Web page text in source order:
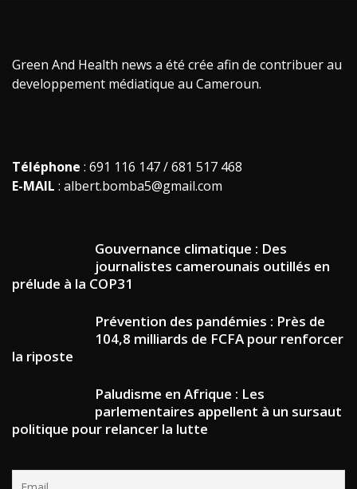
Green And Health news a été crée afin de contribuer au
developpement médiatique au Cameroun.
Téléphone : 691 116 147 / 681 517 468
E-MAIL : albert.bomba5@gmail.com
Gouvernance climatique : Des
journalistes camerounais outillés en
prélude à la COP31
Prévention des pandémies : Près de
104,8 milliards de FCFA pour renforcer
la riposte
Paludisme en Afrique : Les
parlementaires appellent à un sursaut
politique pour relancer la lutte